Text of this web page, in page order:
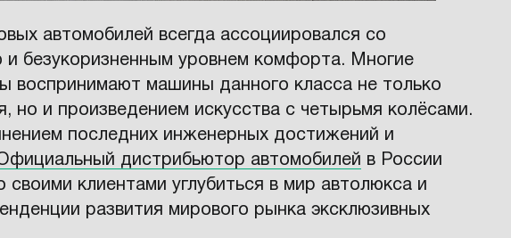
автомобилей всегда ассоциировался со
безукоризненным уровнем комфорта. Многие
воспринимают машины данного класса не только
но и произведением искусства с четырьмя колёсами.
последних инженерных достижений и
дистрибьютор автомобилей в России
своими клиентами углубиться в мир автолюкса и
развития мирового рынка эксклюзивных